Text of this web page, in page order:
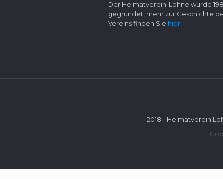
Der Heimatverein-Lohne wurde
gegründet, mehr zur Geschichte
Vereins finden Sie hier.
2018 - Heimatverein